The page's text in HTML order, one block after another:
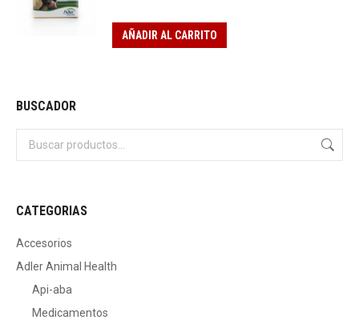
AÑADIR AL CARRITO
BUSCADOR
CATEGORIAS
Accesorios
Adler Animal Health
Api-aba
Medicamentos